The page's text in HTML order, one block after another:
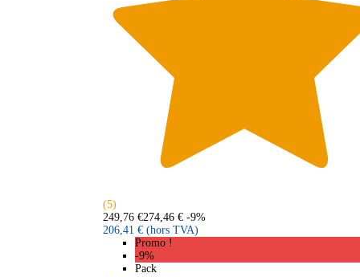
(5)
249,76 €274,46 € -9%
206,41 € (hors TVA)
Promo !
-9%
Pack